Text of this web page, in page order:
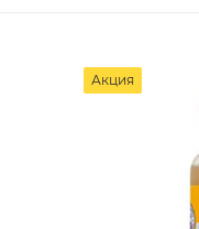
Акция